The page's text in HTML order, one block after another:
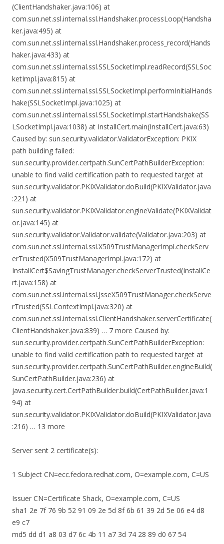
(ClientHandshaker.java:106) at
com.sun.net.ssl.internal.ssl.Handshaker.processLoop(Handsha
ker.java:495) at
com.sun.net.ssl.internal.ssl.Handshaker.process_record(Hands
haker.java:433) at
com.sun.net.ssl.internal.ssl.SSLSocketImpl.readRecord(SSLSoc
ketImpl.java:815) at
com.sun.net.ssl.internal.ssl.SSLSocketImpl.performInitialHands
hake(SSLSocketImpl.java:1025) at
com.sun.net.ssl.internal.ssl.SSLSocketImpl.startHandshake(SS
LSocketImpl.java:1038) at InstallCert.main(InstallCert.java:63)
Caused by: sun.security.validator.ValidatorException: PKIX
path building failed:
sun.security.provider.certpath.SunCertPathBuilderException:
unable to find valid certification path to requested target at
sun.security.validator.PKIXValidator.doBuild(PKIXValidator.java
:221) at
sun.security.validator.PKIXValidator.engineValidate(PKIXValidat
or.java:145) at
sun.security.validator.Validator.validate(Validator.java:203) at
com.sun.net.ssl.internal.ssl.X509TrustManagerImpl.checkServ
erTrusted(X509TrustManagerImpl.java:172) at
InstallCert$SavingTrustManager.checkServerTrusted(InstallCe
rt.java:158) at
com.sun.net.ssl.internal.ssl.JsseX509TrustManager.checkServe
rTrusted(SSLContextImpl.java:320) at
com.sun.net.ssl.internal.ssl.ClientHandshaker.serverCertificate(
ClientHandshaker.java:839) … 7 more Caused by:
sun.security.provider.certpath.SunCertPathBuilderException:
unable to find valid certification path to requested target at
sun.security.provider.certpath.SunCertPathBuilder.engineBuild(
SunCertPathBuilder.java:236) at
java.security.cert.CertPathBuilder.build(CertPathBuilder.java:1
94) at
sun.security.validator.PKIXValidator.doBuild(PKIXValidator.java
:216) … 13 more
Server sent 2 certificate(s):
1 Subject CN=ecc.fedora.redhat.com, O=example.com, C=US
Issuer CN=Certificate Shack, O=example.com, C=US
sha1 2e 7f 76 9b 52 91 09 2e 5d 8f 6b 61 39 2d 5e 06 e4 d8
e9 c7
md5 dd d1 a8 03 d7 6c 4b 11 a7 3d 74 28 89 d0 67 54